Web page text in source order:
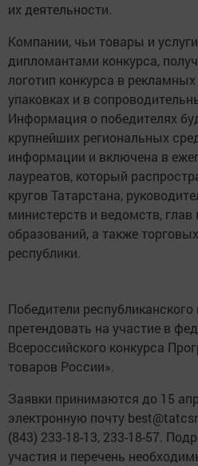
их деятельности.
Компании, чьи товары и
дипломантами конкурса,
логотип конкурса в
упаковках и в
Информация о победителях
крупнейших региональных
информации и включена в
лауреатов, который
кругов Татарстана,
министерств и ведомств,
образований, а также
республики.
Победители республиканского
претендовать на участие в
Всероссийского конкурса
товаров России».
Заявки принимаются до 15
электронную почту
(843) 233-18-13, 233-18-57.
участия и перечень